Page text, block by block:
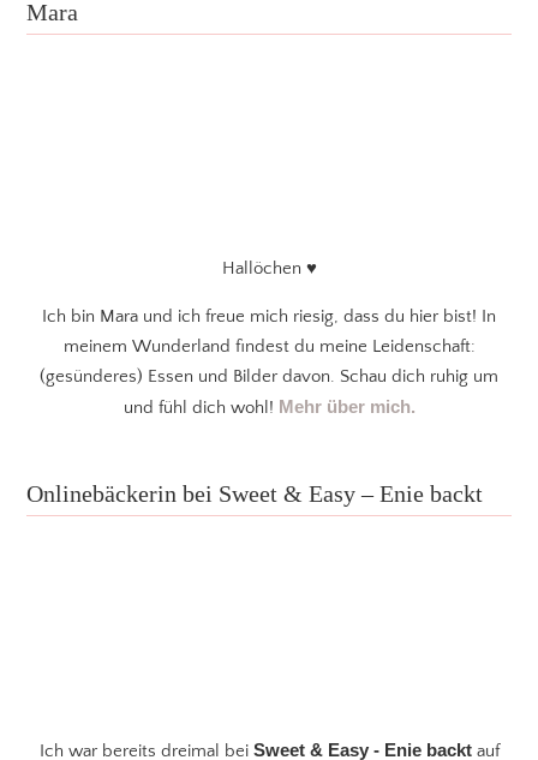
Mara
Hallöchen ♥
Ich bin Mara und ich freue mich riesig, dass du hier bist! In
meinem Wunderland findest du meine Leidenschaft:
(gesünderes) Essen und Bilder davon. Schau dich ruhig um
und fühl dich wohl! Mehr über mich.
Onlinebäckerin bei Sweet & Easy – Enie backt
Ich war bereits dreimal bei Sweet & Easy - Enie backtauf